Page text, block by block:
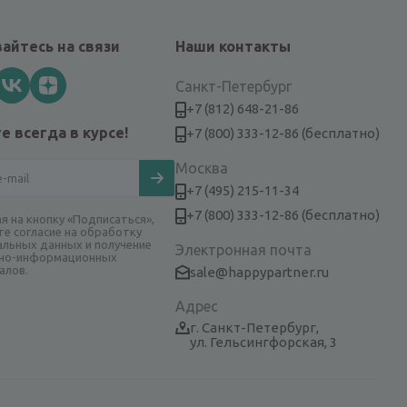
на связи
всегда в курсе!
на кнопку «Подписаться»,
согласие на обработку
данных и получение
информационных
Наши контакты
Санкт-Петербург
+7 (812) 648-21-86
+7 (800) 333-12-86 (бесплатно)
Москва
+7 (495) 215-11-34
+7 (800) 333-12-86 (бесплатно)
Электронная почта
sale@happypartner.ru
Адрес
г. Санкт-Петербург,
ул. Гельсингфорская, 3